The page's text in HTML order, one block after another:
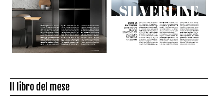
Il libro del mese